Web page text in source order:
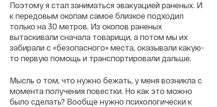
Поэтому я стал заниматься эвакуацией раненых. И
к передовым окопам самое близкое подходил
только на 30 метров. Из окопов раненых
вытаскивали сначала товарищи, а потом мы их
забирали с «безопасного» места, оказывали какую-
то первую помощь и транспортировали дальше.
Мысль о том, что нужно бежать, у меня возникла с
момента получения повестки. Но как это можно
было сделать? Вообще нужно психологически к